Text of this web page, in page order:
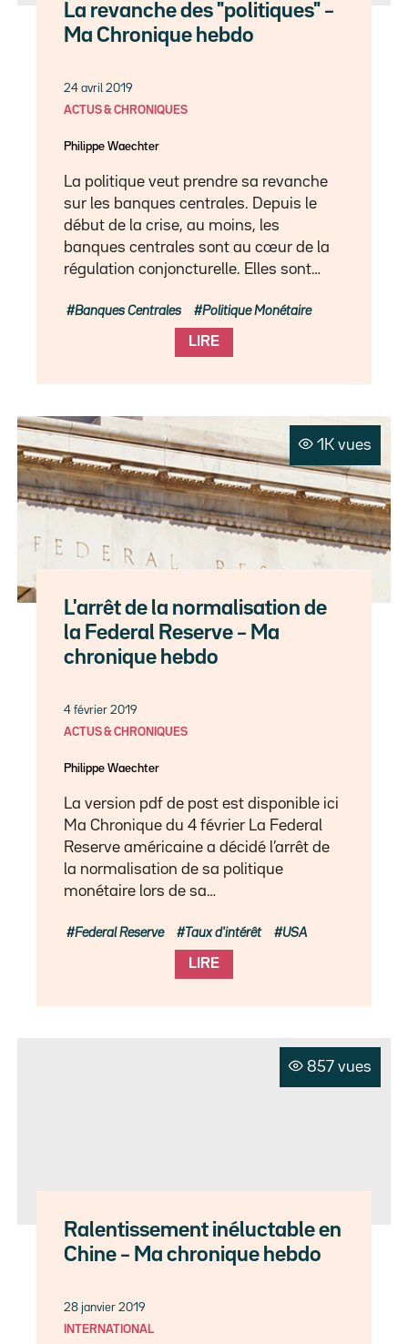
La revanche des "politiques" –
Ma Chronique hebdo
24 avril 2019
ACTUS & CHRONIQUES
Philippe Waechter
La politique veut prendre sa revanche
sur les banques centrales. Depuis le
début de la crise, au moins, les
banques centrales sont au cœur de la
régulation conjoncturelle. Elles sont…
LIRE
Banques Centrales Politique Monétaire
1K vues
L'arrêt de la normalisation de
la Federal Reserve – Ma
chronique hebdo
4 février 2019
ACTUS & CHRONIQUES
Philippe Waechter
La version pdf de post est disponible ici
Ma Chronique du 4 février La Federal
Reserve américaine a décidé l’arrêt de
la normalisation de sa politique
monétaire lors de sa…
LIRE
Federal Reserve Taux d'intérêt USA
857 vues
Ralentissement inéluctable en
Chine – Ma chronique hebdo
28 janvier 2019
INTERNATIONAL